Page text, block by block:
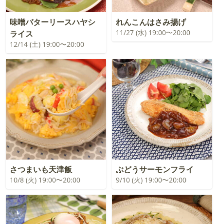
味噌バターリースハヤシ
ライス
12/14 (土) 19:00〜20:00
れんこんはさみ揚げ
11/27 (水) 19:00〜20:00
さつまいも天津飯
10/8 (火) 19:00〜20:00
ぶどうサーモンフライ
9/10 (火) 19:00〜20:00